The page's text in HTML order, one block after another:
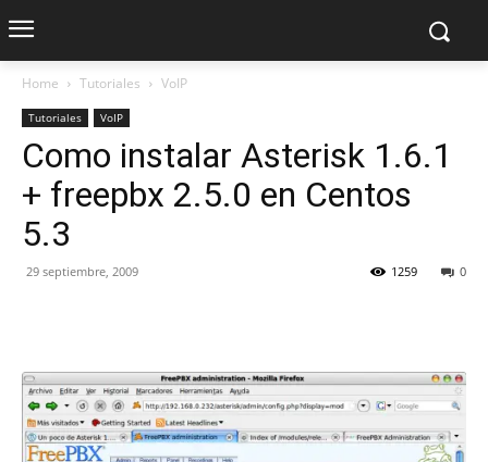
Home Tutoriales VoIP
Tutoriales VoIP
Como instalar Asterisk 1.6.1
+ freepbx 2.5.0 en Centos
5.3
29 septiembre, 2009 0
1259